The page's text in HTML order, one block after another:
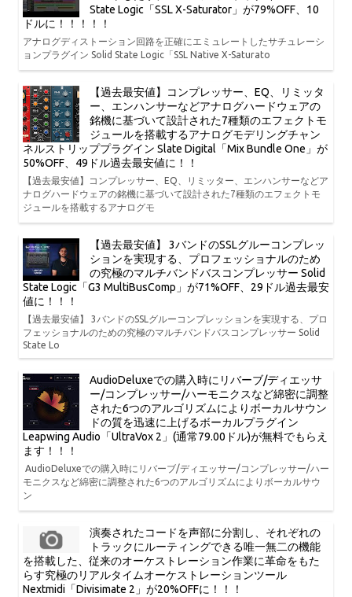
State Logic「SSL X-Saturator」が79%OFF、10
ドルに！！！！！
アナログディストーション回路を正確にエミュレートしたサチュレーシ
ョンプラグイン Solid State Logic「SSL Native X-Saturato
【過去最安値】コンプレッサー、EQ、リミッタ
ー、エンハンサーなどアナログハードウェアの
銘機に基づいて設計された7種類のエフェクトモ
ジュールを搭載するアナログモデリングチャン
ネルストリッププラグイン Slate Digital「Mix Bundle One」が
50%OFF、49ドル過去最安値に！！
【過去最安値】コンプレッサー、EQ、リミッター、エンハンサーなどア
ナログハードウェアの銘機に基づいて設計された7種類のエフェクトモ
ジュールを搭載するアナログモ
【過去最安値】 3バンドのSSLグルーコンプレッ
ションを実現する、プロフェッショナルのため
の究極のマルチバンドバスコンプレッサー Solid
State Logic「G3 MultiBusComp」が71%OFF、29ドル過去最安
値に！！！
【過去最安値】 3バンドのSSLグルーコンプレッションを実現する、プロ
フェッショナルのための究極のマルチバンドバスコンプレッサー Solid
State Lo
AudioDeluxeでの購入時にリバーブ/ディエッサ
ー/コンプレッサー/ハーモニクスなど綿密に調整
された6つのアルゴリズムによりボーカルサウン
ドの質を迅速に上げるボーカルプラグイン
Leapwing Audio「UltraVox 2」(通常79.00ドル)が無料でもらえ
ます！！！
AudioDeluxeでの購入時にリバーブ/ディエッサー/コンプレッサー/ハー
モニクスなど綿密に調整された6つのアルゴリズムによりボーカルサウ
ン
演奏されたコードを声部に分割し、それぞれの
トラックにルーティングできる唯一無二の機能
を搭載した、従来のオーケストレーション作業に革命をもた
らす究極のリアルタイムオーケストレーションツール
Nextmidi「Divisimate 2」が20%OFFに！！！